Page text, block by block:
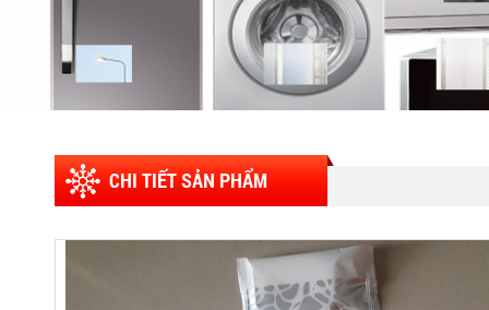
CHI TIẾT SẢN PHẨM